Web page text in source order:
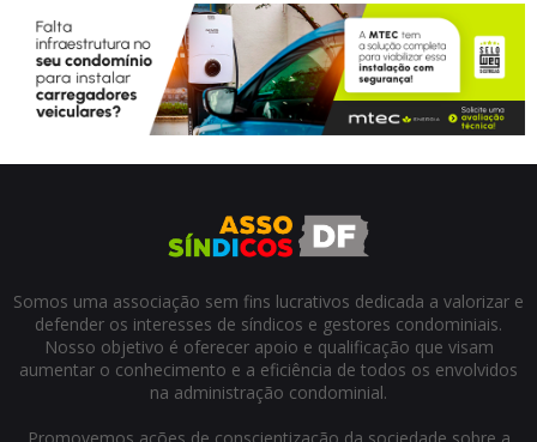
Somos uma associação sem fins lucrativos dedicada a valorizar e
defender os interesses de síndicos e gestores condominiais.
Nosso objetivo é oferecer apoio e qualificação que visam
aumentar o conhecimento e a eficiência de todos os envolvidos
na administração condominial.